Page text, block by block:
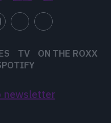
TV
ON THE ROXX
newsletter